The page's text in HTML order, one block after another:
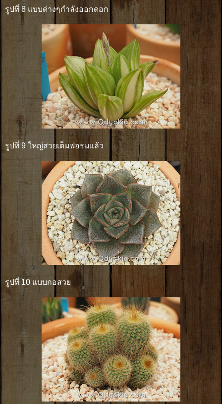
รูปที่ 8 แบบด่างๆกำลังออกดอก
รูปที่ 9 ใหญ่สวยเต็มฟอรมเเล้ว
รูปที่ 10 แบบกอสวย